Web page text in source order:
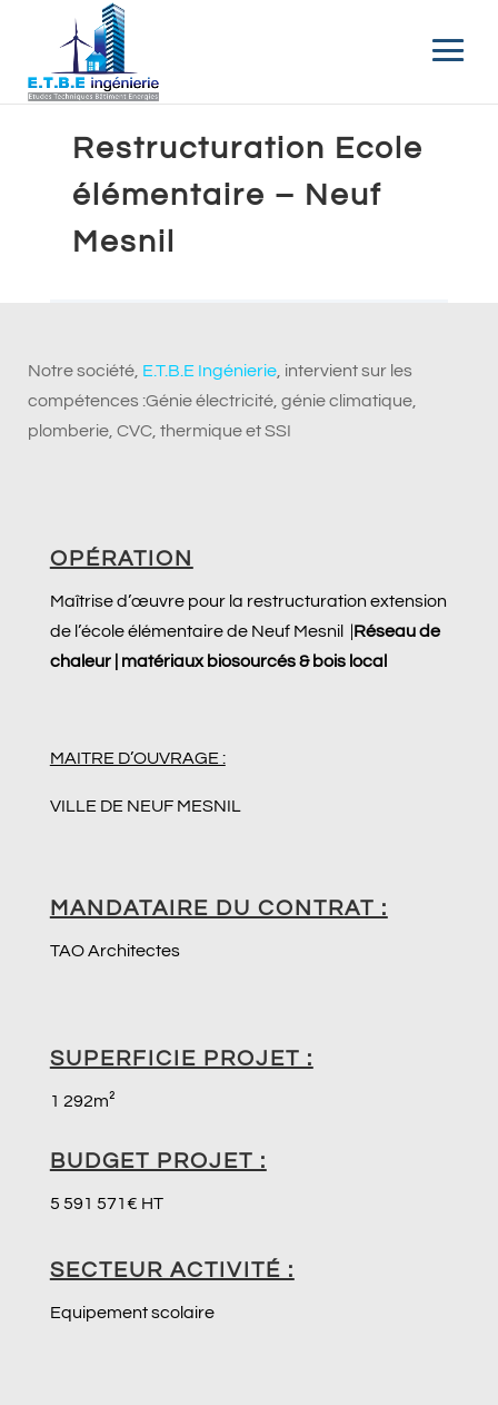
Restructuration Ecole
élémentaire – Neuf
Mesnil
Notre société, E.T.B.E Ingénierie, intervient sur les
compétences :Génie électricité, génie climatique,
plomberie, CVC, thermique et SSI
OPÉRATION
Maîtrise d’œuvre pour la restructuration extension
de l’école élémentaire de Neuf Mesnil | Réseau de
chaleur | matériaux biosourcés & bois local
MAITRE D’OUVRAGE :
VILLE DE NEUF MESNIL
MANDATAIRE DU CONTRAT :
TAO Architectes
SUPERFICIE PROJET :
1 292m²
BUDGET PROJET :
5 591 571€ HT
SECTEUR ACTIVITÉ :
Equipement scolaire